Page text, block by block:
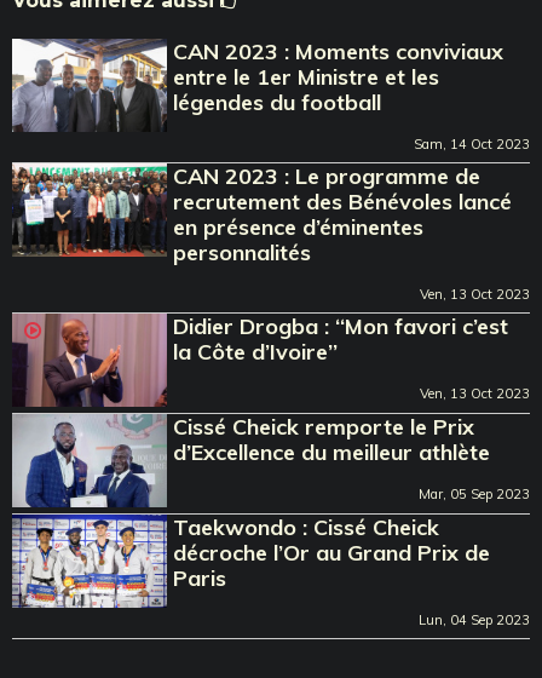
CAN 2023 : Moments conviviaux
entre le 1er Ministre et les
légendes du football
Sam, 14 Oct 2023
CAN 2023 : Le programme de
recrutement des Bénévoles lancé
en présence d’éminentes
personnalités
Ven, 13 Oct 2023
Didier Drogba : ‘‘Mon favori c’est
la Côte d’Ivoire’’
Ven, 13 Oct 2023
Cissé Cheick remporte le Prix
d’Excellence du meilleur athlète
Mar, 05 Sep 2023
Taekwondo : Cissé Cheick
décroche l’Or au Grand Prix de
Paris
Lun, 04 Sep 2023